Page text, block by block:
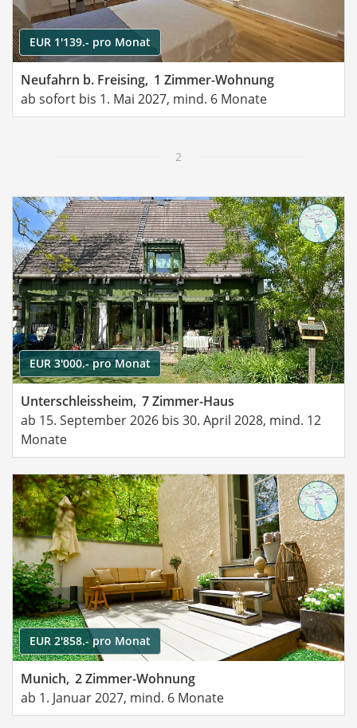
EUR 1'139.- pro Monat
Neufahrn b. Freising, 1 Zimmer-Wohnung
ab sofort bis 1. Mai 2027, mind. 6 Monate
2
EUR 3'000.- pro Monat
Unterschleissheim, 7 Zimmer-Haus
ab 15. September 2026 bis 30. April 2028, mind. 12
Monate
EUR 2'858.- pro Monat
Munich, 2 Zimmer-Wohnung
ab 1. Januar 2027, mind. 6 Monate